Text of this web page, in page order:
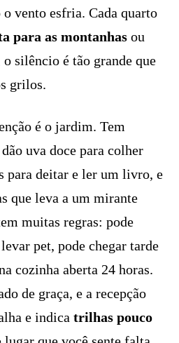
o vento esfria. Cada quarto
para as montanhas ou
silêncio é tão grande que
grilos.
é o jardim. Tem
uva doce para colher
para deitar e ler um livro, e
que leva a um mirante
muitas regras: pode
pet, pode chegar tarde
cozinha aberta 24 horas.
de graça, e a recepção
e indica trilhas pouco